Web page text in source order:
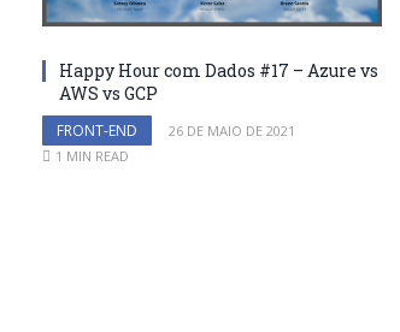
Happy Hour com Dados #17 – Azure vs
AWS vs GCP
FRONT-END
26 DE MAIO DE 2021
1 MIN READ